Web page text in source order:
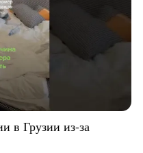
в Грузии из-за